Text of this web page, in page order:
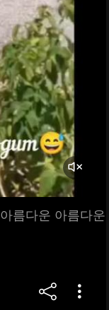
름다운 아름다운